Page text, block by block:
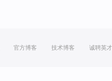
官方博客 技术博客 诚聘英才